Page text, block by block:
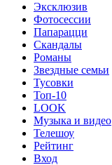
Эксклюзив
Фотосессии
Папарацци
Скандалы
Романы
Звездные семьи
Тусовки
Топ-10
LOOK
Музыка и видео
Телешоу
Рейтинг
Вход